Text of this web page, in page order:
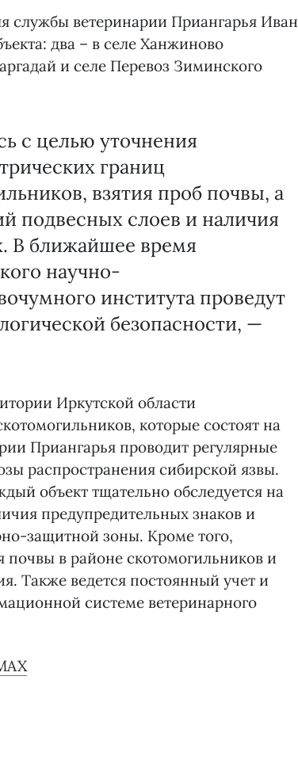
службы ветеринарии Приангарья Иван
два – в селе Ханжиново
и селе Перевоз Зиминского
с целью уточнения
границ
взятия проб почвы, а
подвесных слоев и наличия
В ближайшее время
научно-
института проведут
безопасности, —
Иркутской области
которые состоят на
Приангарья проводит регулярные
распространения сибирской язвы.
объект тщательно обследуется на
предупредительных знаков и
защитной зоны. Кроме того,
почвы в районе скотомогильников и
Также ведется постоянный учет и
системе ветеринарного